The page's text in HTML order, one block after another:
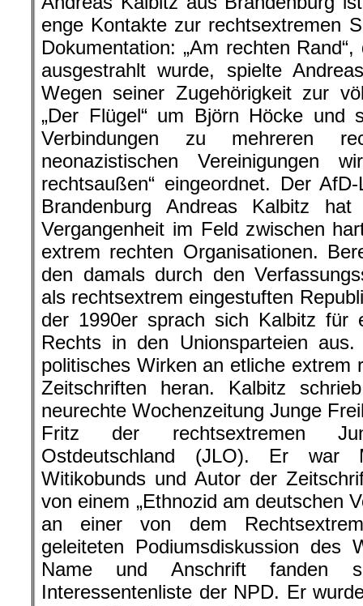
enge Kontakte zur rechtsextremen
Dokumentation: „Am rechten
ausgestrahlt wurde, spielte
Wegen seiner Zugehörigkeit zur
„Der Flügel“ um Björn Höcke und
Verbindungen zu mehreren
neonazistischen Vereinigungen
rechtsaußen“ eingeordnet. Der
Brandenburg Andreas Kalbitz
Vergangenheit im Feld zwischen
extrem rechten Organisationen.
den damals durch den
als rechtsextrem eingestuften
der 1990er sprach sich Kalbitz für
Rechts in den Unionsparteien
politisches Wirken an etliche extrem
Zeitschriften heran. Kalbitz
neurechte Wochenzeitung Junge
Fritz der rechtsextremen
Ostdeutschland (JLO). Er war
Witikobunds und Autor der
von einem „Ethnozid am deutschen
an einer von dem
geleiteten Podiumsdiskussion des
Name und Anschrift fanden
Interessentenliste der NPD. Er